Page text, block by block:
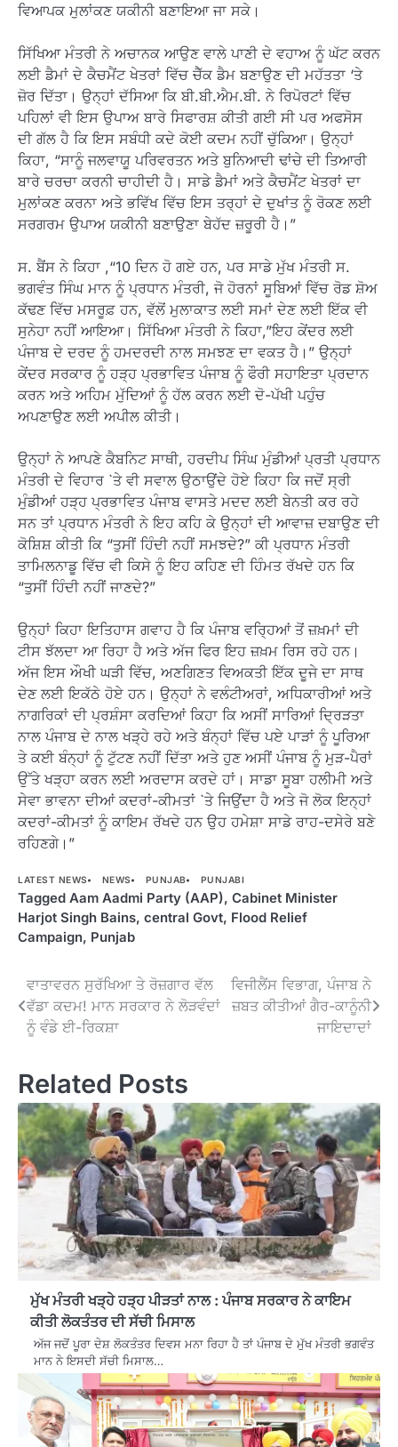
ਵਿਆਪਕ ਮੁਲਾਂਕਣ ਯਕੀਨੀ ਬਣਾਇਆ ਜਾ ਸਕੇ।
ਸਿੱਖਿਆ ਮੰਤਰੀ ਨੇ ਅਚਾਨਕ ਆਉਣ ਵਾਲੇ ਪਾਣੀ ਦੇ ਵਹਾਅ ਨੂੰ ਘੱਟ ਕਰਨ
ਲਈ ਡੈਮਾਂ ਦੇ ਕੈਚਮੈਂਟ ਖੇਤਰਾਂ ਵਿੱਚ ਚੈੱਕ ਡੈਮ ਬਣਾਉਣ ਦੀ ਮਹੱਤਤਾ ‘ਤੇ
ਜ਼ੋਰ ਦਿੱਤਾ। ਉਨ੍ਹਾਂ ਦੱਸਿਆ ਕਿ ਬੀ.ਬੀ.ਐਮ.ਬੀ. ਨੇ ਰਿਪੋਰਟਾਂ ਵਿੱਚ
ਪਹਿਲਾਂ ਵੀ ਇਸ ਉਪਾਅ ਬਾਰੇ ਸਿਫਾਰਸ਼ ਕੀਤੀ ਗਈ ਸੀ ਪਰ ਅਫਸੋਸ
ਦੀ ਗੱਲ ਹੈ ਕਿ ਇਸ ਸਬੰਧੀ ਕਦੇ ਕੋਈ ਕਦਮ ਨਹੀਂ ਚੁੱਕਿਆ। ਉਨ੍ਹਾਂ
ਕਿਹਾ, “ਸਾਨੂੰ ਜਲਵਾਯੂ ਪਰਿਵਰਤਨ ਅਤੇ ਬੁਨਿਆਦੀ ਢਾਂਚੇ ਦੀ ਤਿਆਰੀ
ਬਾਰੇ ਚਰਚਾ ਕਰਨੀ ਚਾਹੀਦੀ ਹੈ। ਸਾਡੇ ਡੈਮਾਂ ਅਤੇ ਕੈਚਮੈਂਟ ਖੇਤਰਾਂ ਦਾ
ਮੁਲਾਂਕਣ ਕਰਨਾ ਅਤੇ ਭਵਿੱਖ ਵਿੱਚ ਇਸ ਤਰ੍ਹਾਂ ਦੇ ਦੁਖਾਂਤ ਨੂੰ ਰੋਕਣ ਲਈ
ਸਰਗਰਮ ਉਪਾਅ ਯਕੀਨੀ ਬਣਾਉਣਾ ਬੇਹੱਦ ਜ਼ਰੂਰੀ ਹੈ।”
ਸ. ਬੈਂਸ ਨੇ ਕਿਹਾ ,“10 ਦਿਨ ਹੋ ਗਏ ਹਨ, ਪਰ ਸਾਡੇ ਮੁੱਖ ਮੰਤਰੀ ਸ.
ਭਗਵੰਤ ਸਿੰਘ ਮਾਨ ਨੂੰ ਪ੍ਰਧਾਨ ਮੰਤਰੀ, ਜੋ ਹੋਰਨਾਂ ਸੂਬਿਆਂ ਵਿੱਚ ਰੋਡ ਸ਼ੋਅ
ਕੱਢਣ ਵਿੱਚ ਮਸਰੂਫ਼ ਹਨ, ਵੱਲੋਂ ਮੁਲਾਕਾਤ ਲਈ ਸਮਾਂ ਦੇਣ ਲਈ ਇੱਕ ਵੀ
ਸੁਨੇਹਾ ਨਹੀਂ ਆਇਆ। ਸਿੱਖਿਆ ਮੰਤਰੀ ਨੇ ਕਿਹਾ,”ਇਹ ਕੇਂਦਰ ਲਈ
ਪੰਜਾਬ ਦੇ ਦਰਦ ਨੂੰ ਹਮਦਰਦੀ ਨਾਲ ਸਮਝਣ ਦਾ ਵਕਤ ਹੈ।” ਉਨ੍ਹਾਂ
ਕੇਂਦਰ ਸਰਕਾਰ ਨੂੰ ਹੜ੍ਹ ਪ੍ਰਭਾਵਿਤ ਪੰਜਾਬ ਨੂੰ ਫੌਰੀ ਸਹਾਇਤਾ ਪ੍ਰਦਾਨ
ਕਰਨ ਅਤੇ ਅਹਿਮ ਮੁੱਦਿਆਂ ਨੂੰ ਹੱਲ ਕਰਨ ਲਈ ਦੋ-ਪੱਖੀ ਪਹੁੰਚ
ਅਪਣਾਉਣ ਲਈ ਅਪੀਲ ਕੀਤੀ।
ਉਨ੍ਹਾਂ ਨੇ ਆਪਣੇ ਕੈਬਨਿਟ ਸਾਥੀ, ਹਰਦੀਪ ਸਿੰਘ ਮੁੰਡੀਆਂ ਪ੍ਰਤੀ ਪ੍ਰਧਾਨ
ਮੰਤਰੀ ਦੇ ਵਿਹਾਰ `ਤੇ ਵੀ ਸਵਾਲ ਉਠਾਉਂਦੇ ਹੋਏ ਕਿਹਾ ਕਿ ਜਦੋਂ ਸ੍ਰੀ
ਮੁੰਡੀਆਂ ਹੜ੍ਹ ਪ੍ਰਭਾਵਿਤ ਪੰਜਾਬ ਵਾਸਤੇ ਮਦਦ ਲਈ ਬੇਨਤੀ ਕਰ ਰਹੇ
ਸਨ ਤਾਂ ਪ੍ਰਧਾਨ ਮੰਤਰੀ ਨੇ ਇਹ ਕਹਿ ਕੇ ਉਨ੍ਹਾਂ ਦੀ ਆਵਾਜ਼ ਦਬਾਉਣ ਦੀ
ਕੋਸ਼ਿਸ਼ ਕੀਤੀ ਕਿ “ਤੁਸੀਂ ਹਿੰਦੀ ਨਹੀਂ ਸਮਝਦੇ?” ਕੀ ਪ੍ਰਧਾਨ ਮੰਤਰੀ
ਤਾਮਿਲਨਾਡੂ ਵਿੱਚ ਵੀ ਕਿਸੇ ਨੂੰ ਇਹ ਕਹਿਣ ਦੀ ਹਿੰਮਤ ਰੱਖਦੇ ਹਨ ਕਿ
“ਤੁਸੀਂ ਹਿੰਦੀ ਨਹੀਂ ਜਾਣਦੇ?”
ਉਨ੍ਹਾਂ ਕਿਹਾ ਇਤਿਹਾਸ ਗਵਾਹ ਹੈ ਕਿ ਪੰਜਾਬ ਵਰ੍ਹਿਆਂ ਤੋਂ ਜ਼ਖ਼ਮਾਂ ਦੀ
ਟੀਸ ਝੱਲਦਾ ਆ ਰਿਹਾ ਹੈ ਅਤੇ ਅੱਜ ਫਿਰ ਇਹ ਜ਼ਖ਼ਮ ਰਿਸ ਰਹੇ ਹਨ।
ਅੱਜ ਇਸ ਔਖੀ ਘੜੀ ਵਿੱਚ, ਅਣਗਿਣਤ ਵਿਅਕਤੀ ਇੱਕ ਦੂਜੇ ਦਾ ਸਾਥ
ਦੇਣ ਲਈ ਇਕੱਠੇ ਹੋਏ ਹਨ। ਉਨ੍ਹਾਂ ਨੇ ਵਲੰਟੀਅਰਾਂ, ਅਧਿਕਾਰੀਆਂ ਅਤੇ
ਨਾਗਰਿਕਾਂ ਦੀ ਪ੍ਰਸ਼ੰਸਾ ਕਰਦਿਆਂ ਕਿਹਾ ਕਿ ਅਸੀਂ ਸਾਰਿਆਂ ਦ੍ਰਿੜਤਾ
ਨਾਲ ਪੰਜਾਬ ਦੇ ਨਾਲ ਖੜ੍ਹੇ ਰਹੇ ਅਤੇ ਬੰਨ੍ਹਾਂ ਵਿੱਚ ਪਏ ਪਾੜਾਂ ਨੂੰ ਪੂਰਿਆ
ਤੇ ਕਈ ਬੰਨ੍ਹਾਂ ਨੂੰ ਟੁੱਟਣ ਨਹੀਂ ਦਿੱਤਾ ਅਤੇ ਹੁਣ ਅਸੀਂ ਪੰਜਾਬ ਨੂੰ ਮੁੜ-ਪੈਰਾਂ
ਉੱਤੇ ਖੜ੍ਹਾ ਕਰਨ ਲਈ ਅਰਦਾਸ ਕਰਦੇ ਹਾਂ। ਸਾਡਾ ਸੂਬਾ ਹਲੀਮੀ ਅਤੇ
ਸੇਵਾ ਭਾਵਨਾ ਦੀਆਂ ਕਦਰਾਂ-ਕੀਮਤਾਂ `ਤੇ ਜਿਉਂਦਾ ਹੈ ਅਤੇ ਜੋ ਲੋਕ ਇਨ੍ਹਾਂ
ਕਦਰਾਂ-ਕੀਮਤਾਂ ਨੂੰ ਕਾਇਮ ਰੱਖਦੇ ਹਨ ਉਹ ਹਮੇਸ਼ਾ ਸਾਡੇ ਰਾਹ-ਦਸੇਰੇ ਬਣੇ
ਰਹਿਣਗੇ।”
LATEST NEWS NEWS PUNJAB PUNJABI
Tagged Aam Aadmi Party (AAP), Cabinet Minister
Harjot Singh Bains, central Govt, Flood Relief
Campaign, Punjab
Post
navigation
ਵਾਤਾਵਰਨ ਸੁਰੱਖਿਆ ਤੇ ਰੋਜ਼ਗਾਰ ਵੱਲ
ਵੱਡਾ ਕਦਮ! ਮਾਨ ਸਰਕਾਰ ਨੇ ਲੋੜਵੰਦਾਂ
ਨੂੰ ਵੰਡੇ ਈ-ਰਿਕਸ਼ਾ
ਵਿਜੀਲੈਂਸ ਵਿਭਾਗ, ਪੰਜਾਬ ਨੇ
ਜ਼ਬਤ ਕੀਤੀਆਂ ਗੈਰ-ਕਾਨੂੰਨੀ
ਜਾਇਦਾਦਾਂ
Related Posts
ਮੁੱਖ ਮੰਤਰੀ ਖੜ੍ਹੇ ਹੜ੍ਹ ਪੀੜਤਾਂ ਨਾਲ : ਪੰਜਾਬ ਸਰਕਾਰ ਨੇ ਕਾਇਮ
ਕੀਤੀ ਲੋਕਤੰਤਰ ਦੀ ਸੱਚੀ ਮਿਸਾਲ
ਅੱਜ ਜਦੋਂ ਪੂਰਾ ਦੇਸ਼ ਲੋਕਤੰਤਰ ਦਿਵਸ ਮਨਾ ਰਿਹਾ ਹੈ ਤਾਂ ਪੰਜਾਬ ਦੇ ਮੁੱਖ ਮੰਤਰੀ ਭਗਵੰਤ
ਮਾਨ ਨੇ ਇਸਦੀ ਸੱਚੀ ਮਿਸਾਲ…